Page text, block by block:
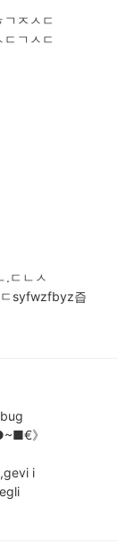
ㅈㅅㄷ
ㄱㅅㄷ
ㄷㄴㅅ
ㄷsyfwzfbyz즙
》
i